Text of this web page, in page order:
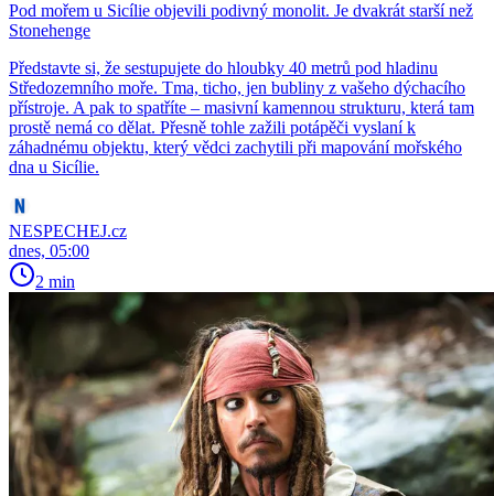
Pod mořem u Sicílie objevili podivný monolit. Je dvakrát starší než
Stonehenge
Představte si, že sestupujete do hloubky 40 metrů pod hladinu
Středozemního moře. Tma, ticho, jen bubliny z vašeho dýchacího
přístroje. A pak to spatříte – masivní kamennou strukturu, která tam
prostě nemá co dělat. Přesně tohle zažili potápěči vyslaní k
záhadnému objektu, který vědci zachytili při mapování mořského
dna u Sicílie.
NESPECHEJ.cz
dnes, 05:00
2 min